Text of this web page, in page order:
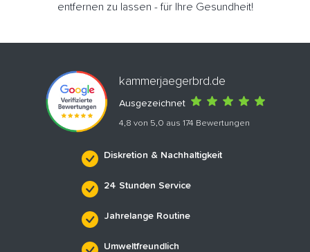
entfernen zu lassen - für Ihre Gesundheit!
kammerjaegerbrd.de
Ausgezeichnet
4,8 von 5,0 aus 174 Bewertungen
Diskretion & Nachhaltigkeit
24 Stunden Service
Jahrelange Routine
Umweltfreundlich